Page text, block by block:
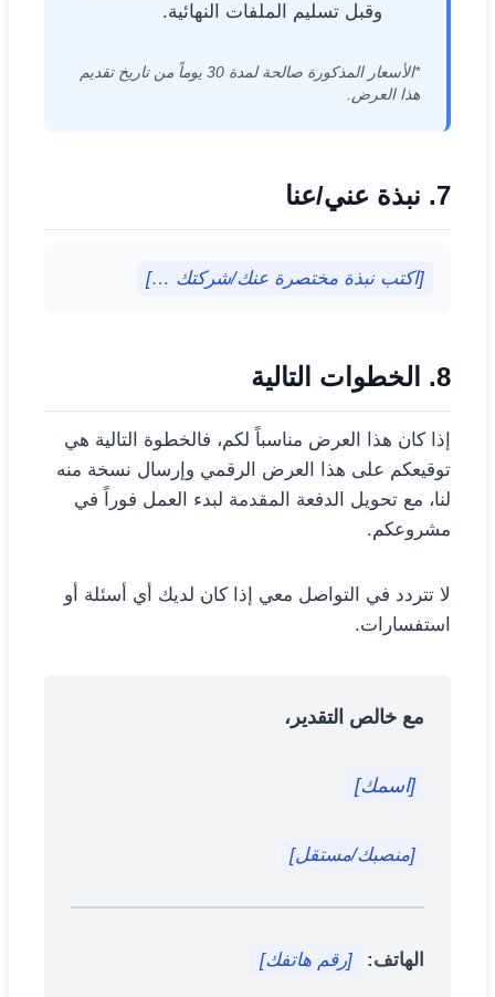
وقبل تسليم الملفات النهائية.
*الأسعار المذكورة صالحة لمدة 30 يوماً من تاريخ تقديم
هذا العرض.
7. نبذة عني/عنا
[اكتب نبذة مختصرة عنك/شركتك …]
8. الخطوات التالية
إذا كان هذا العرض مناسباً لكم، فالخطوة التالية هي
توقيعكم على هذا العرض الرقمي وإرسال نسخة منه
لنا، مع تحويل الدفعة المقدمة لبدء العمل فوراً في
مشروعكم.
لا تتردد في التواصل معي إذا كان لديك أي أسئلة أو
استفسارات.
مع خالص التقدير،
[اسمك]
[منصبك/مستقل]
الهاتف: [رقم هاتفك]